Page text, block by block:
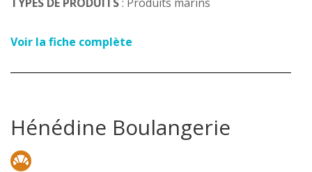
Voir la fiche complète
Hénédine Boulangerie